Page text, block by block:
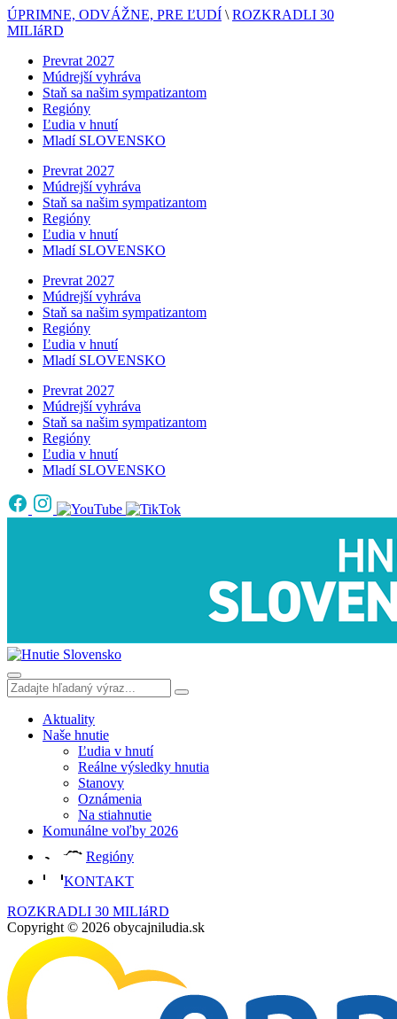
ÚPRIMNE, ODVÁŽNE, PRE ĽUDÍ \ ROZKRADLI 30
MILIáRD
Prevrat 2027
Múdrejší vyhráva
Staň sa našim sympatizantom
Regióny
Ľudia v hnutí
Mladí SLOVENSKO
Prevrat 2027
Múdrejší vyhráva
Staň sa našim sympatizantom
Regióny
Ľudia v hnutí
Mladí SLOVENSKO
Prevrat 2027
Múdrejší vyhráva
Staň sa našim sympatizantom
Regióny
Ľudia v hnutí
Mladí SLOVENSKO
Prevrat 2027
Múdrejší vyhráva
Staň sa našim sympatizantom
Regióny
Ľudia v hnutí
Mladí SLOVENSKO
Aktuality
Naše hnutie
Ľudia v hnutí
Reálne výsledky hnutia
Stanovy
Oznámenia
Na stiahnutie
Komunálne voľby 2026
Regióny
KONTAKT
ROZKRADLI 30 MILIáRD
Copyright © 2026 obycajniludia.sk